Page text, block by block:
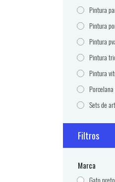
Pintura
Pintura
Pintura
Pintura
Pintura
Sets de
Filtros
Marca